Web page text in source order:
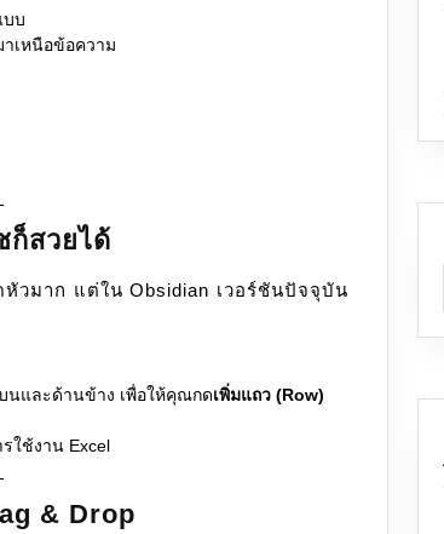
บบ
เหนือข้อความ
ก็สวยได้
หัวมาก แต่ใน Obsidian เวอร์ชันปัจจุบัน
และด้านข้าง เพื่อให้คุณกดเพิ่มแถว (Row)
ใช้งาน Excel
& Drop